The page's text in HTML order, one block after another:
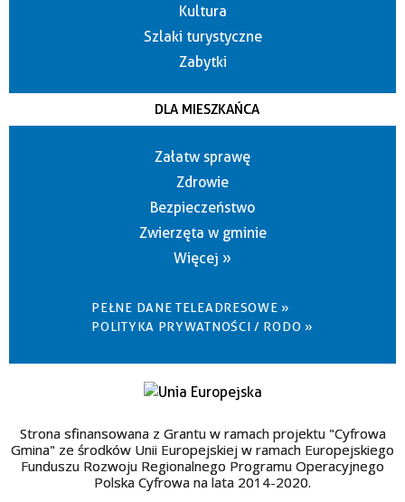
Kultura
Szlaki turystyczne
Zabytki
DLA MIESZKAŃCA
Załatw sprawę
Zdrowie
Bezpieczeństwo
Zwierzęta w gminie
Więcej »
PEŁNE DANE TELEADRESOWE »
POLITYKA PRYWATNOŚCI / RODO »
Strona sfinansowana z Grantu w ramach projektu "Cyfrowa
Gmina" ze środków Unii Europejskiej w ramach Europejskiego
Funduszu Rozwoju Regionalnego Programu Operacyjnego
Polska Cyfrowa na lata 2014-2020.